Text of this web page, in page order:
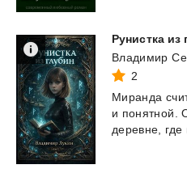
Рунистка из
Владимир
2
Миранда
и понятной.
деревне, где